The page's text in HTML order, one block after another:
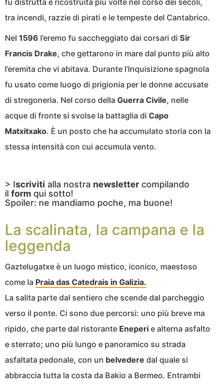
tra incendi, razzie di pirati e le tempeste del Cantabrico.
Nel 1596 l’eremo fu saccheggiato dai corsari di Sir
Francis Drake, che gettarono in mare dal punto più alto
l’eremita che vi abitava. Durante l’Inquisizione spagnola
fu usato come luogo di prigionia per le donne accusate
di stregoneria. Nel corso della Guerra Civile, nelle
acque di fronte si svolse la battaglia di Capo
Matxitxako. È un posto che ha accumulato storia con la
stessa intensità con cui accumula vento.
> Iscriviti alla nostra newsletter compilando
il form qui sotto!
Spoiler: ne mandiamo poche, ma buone!
La scalinata, la campana e la
leggenda
Gaztelugatxe è un luogo mistico, iconico, maestoso
come la Praia das Catedrais in Galizia.
La salita parte dal sentiero che scende dal parcheggio
verso il ponte. Ci sono due percorsi: uno più breve ma
ripido, che parte dal ristorante Eneperi e alterna asfalto
e sterrato; uno più lungo e panoramico su strada
asfaltata pedonale, con un belvedere dal quale si
abbraccia tutta la costa da Bakio a Bermeo. Entrambi